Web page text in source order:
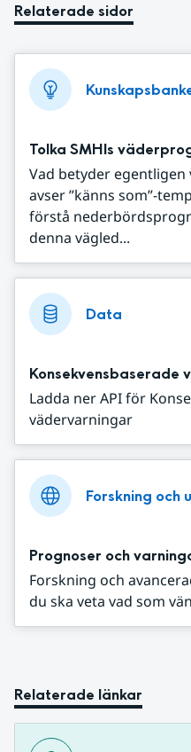
Relaterade sidor
Tolka SMHIs
Vad betyder egentligen
avser ”känns som”-
förstå
denna vägled...
Data
Konsekvensbaserade
Ladda ner API för
vädervarningar
Forskning och
Prognoser och
Forskning och
du ska veta vad som
Relaterade länkar